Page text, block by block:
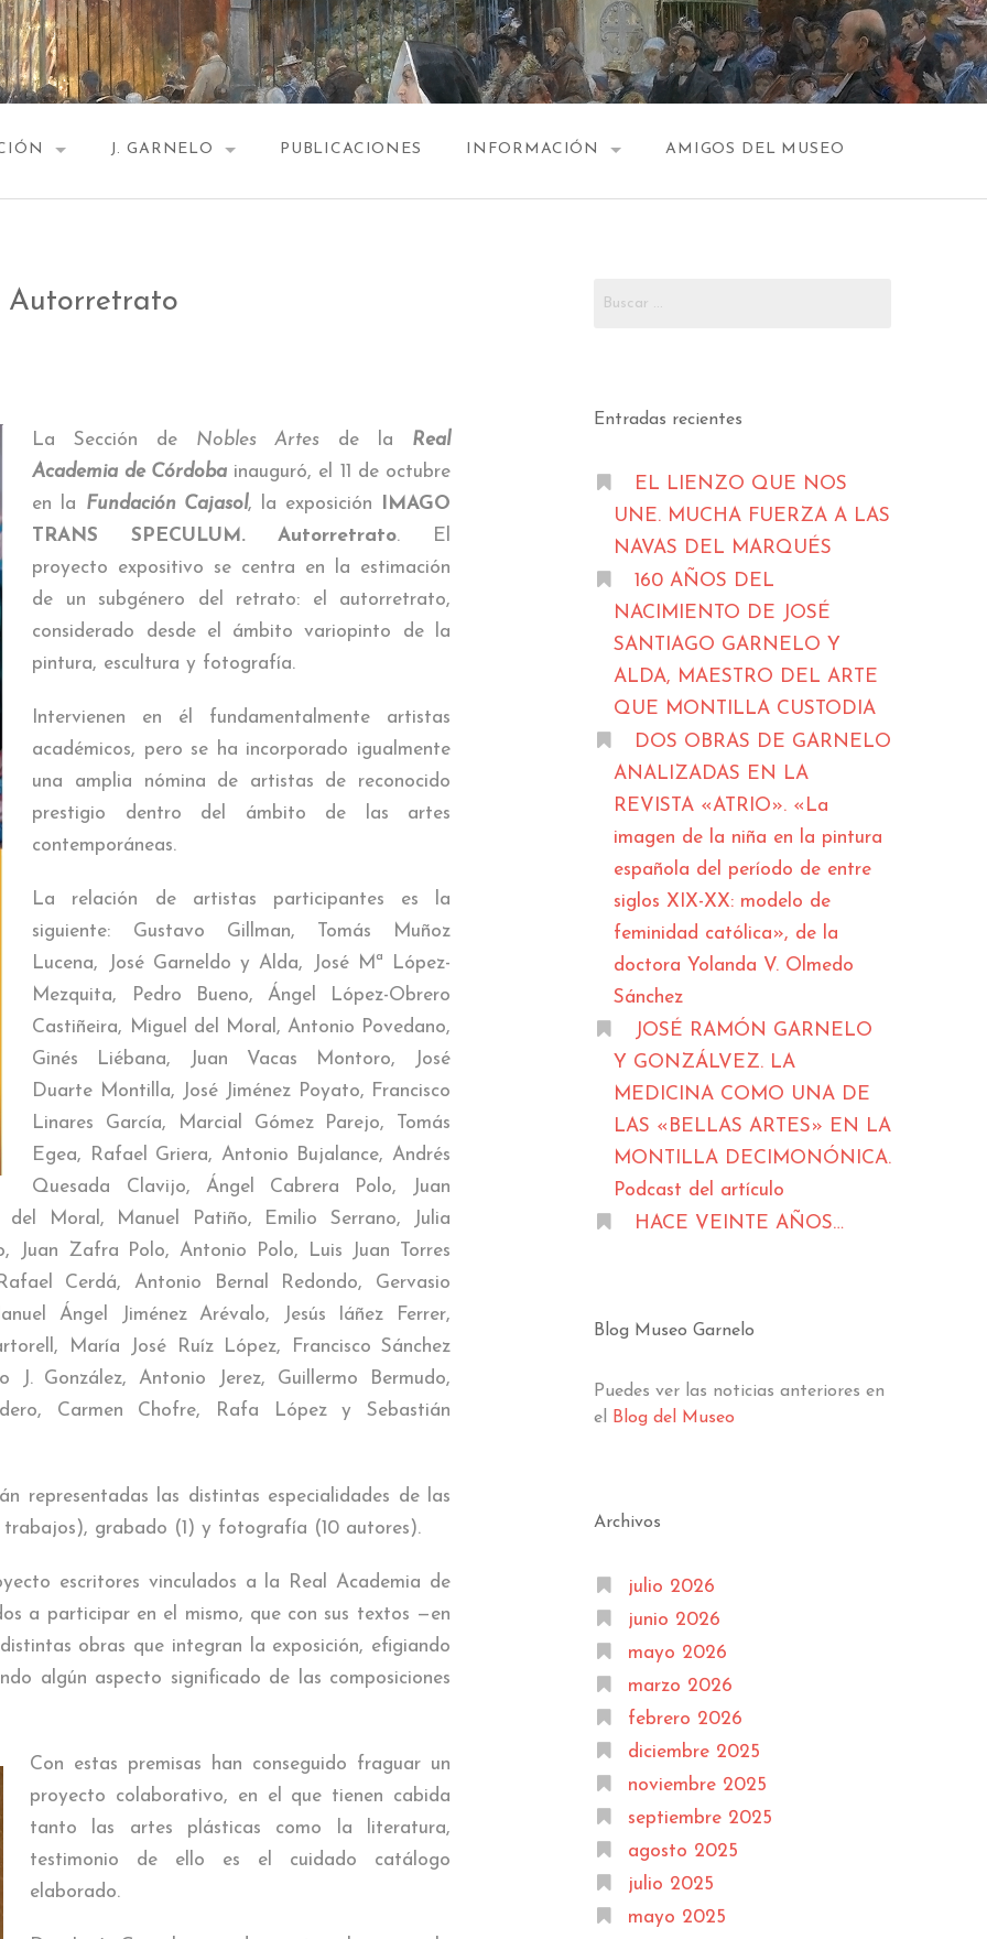
LA MUJER EN GARNELO
HISTORIA Y FAMILIA
MUERTE DE LUCANO
GARNELO INTIMISTA
Y COSTUMBRES
7
8
CORREDOR
J. GARNELO
CURIOSIDADES
PUBLICACIONES INFORMACIÓN AMIGOS DEL MUSEO
Autorretrato
La Sección de Nobles Artes de la Real
Academia de Córdobainauguró, el 11 de octubre
en la Fundación Cajasol, la exposición
IMAGO
TRANS SPECULUM. Autorretrato. El
proyecto expositivo se centra en la estimación
de un subgénero del retrato: el
autorretrato,
considerado desde el ámbito variopinto de la
pintura, escultura y fotografía.
Intervienen en él fundamentalmente artistas
académicos, pero se ha incorporado igualmente
una amplia nómina de artistas de reconocido
prestigio dentro del ámbito de las artes
contemporáneas.
La relación de artistas participantes es la
siguiente: Gustavo Gillman, Tomás Muñoz
Lucena, José Garneldo y Alda, José Mª López-
Mezquita, Pedro Bueno, Ángel López-Obrero
Castiñeira, Miguel del Moral, Antonio Povedano,
Ginés Liébana, Juan Vacas Montoro, José
Duarte Montilla, José Jiménez Poyato, Francisco
Linares García, Marcial Gómez Parejo, Tomás
Egea, Rafael Griera, Antonio Bujalance, Andrés
Quesada Clavijo, Ángel Cabrera Polo, Juan
Moral, Manuel Patiño, Emilio Serrano, Julia
Juan Zafra Polo, Antonio Polo, Luis Juan Torres
Cerdá, Antonio Bernal Redondo, Gervasio
Ángel Jiménez Arévalo, Jesús Iáñez Ferrer,
María José Ruíz López, Francisco Sánchez
González, Antonio Jerez, Guillermo Bermudo,
Carmen Chofre, Rafa López y Sebastián
representadas las distintas especialidades de las
grabado (1) y fotografía (10 autores).
escritores vinculados a la Real Academia de
a participar en el mismo, que con sus textos —en
obras que integran la exposición, efigiando
algún aspecto significado de las composiciones
Con estas premisas han conseguido fraguar un
proyecto colaborativo, en el que tienen cabida
tanto las artes plásticas como la literatura,
testimonio de ello es el cuidado catálogo
elaborado.
Entradas recientes
EL LIENZO QUE NOS
UNE. MUCHA FUERZA A LAS
NAVAS DEL MARQUÉS
160 AÑOS DEL
NACIMIENTO DE JOSÉ
SANTIAGO GARNELO Y
ALDA, MAESTRO DEL ARTE
QUE MONTILLA CUSTODIA
DOS OBRAS DE GARNELO
ANALIZADAS EN LA
REVISTA «ATRIO». «La
imagen de la niña en la pintura
española del período de entre
siglos XIX-XX: modelo de
feminidad católica», de la
doctora Yolanda V. Olmedo
Sánchez
JOSÉ RAMÓN GARNELO
Y GONZÁLVEZ. LA
MEDICINA COMO UNA DE
LAS «BELLAS ARTES» EN LA
MONTILLA DECIMONÓNICA.
Podcast del artículo
HACE VEINTE AÑOS…
Blog Museo Garnelo
Puedes ver las noticias anteriores en
el
Blog del Museo
Archivos
julio 2026
junio 2026
mayo 2026
marzo 2026
febrero 2026
diciembre 2025
noviembre 2025
septiembre 2025
agosto 2025
julio 2025
mayo 2025